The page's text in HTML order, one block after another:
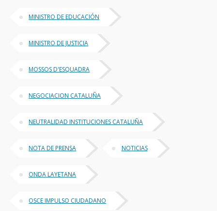
MINISTRO DE EDUCACIÓN
MINISTRO DE JUSTICIA
MOSSOS D'ESQUADRA
NEGOCIACION CATALUÑA
NEUTRALIDAD INSTITUCIONES CATALUÑA
NOTA DE PRENSA NOTICIAS
ONDA LAYETANA
OSCE IMPULSO CIUDADANO